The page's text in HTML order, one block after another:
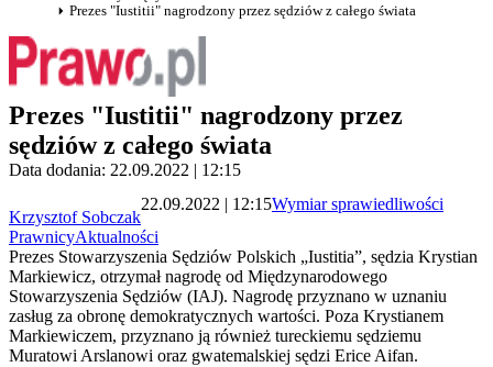
Prezes "Iustitii" nagrodzony przez sędziów z całego świata
Prezes "Iustitii" nagrodzony przez
sędziów z całego świata
Data dodania: 22.09.2022 | 12:15
Krzysztof Sobczak
22.09.2022 | 12:15Wymiar sprawiedliwości
PrawnicyAktualności
Prezes Stowarzyszenia Sędziów Polskich „Iustitia”, sędzia Krystian
Markiewicz, otrzymał nagrodę od Międzynarodowego
Stowarzyszenia Sędziów (IAJ). Nagrodę przyznano w uznaniu
zasług za obronę demokratycznych wartości. Poza Krystianem
Markiewiczem, przyznano ją również tureckiemu sędziemu
Muratowi Arslanowi oraz gwatemalskiej sędzi Erice Aifan.